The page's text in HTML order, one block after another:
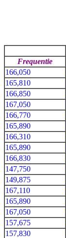
Frequentie
166,050
165,810
166,850
167,050
166,770
165,890
166,310
165,890
166,830
147,750
149,875
167,110
165,890
167,050
157,675
157,830